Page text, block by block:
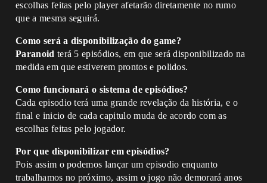
escolhas feitas pelo player afetarão diretamente no rumo
que a mesma seguirá.
Como será a disponibilização do game?
Paranoid terá 5 episódios, em que será disponibilizado na
medida em que estiverem prontos e polidos.
Como funcionará o sistema de episódios?
Cada episodio terá uma grande revelação da história, e o
final e inicio de cada capitulo muda de acordo com as
escolhas feitas pelo jogador.
Por que disponibilizar em episódios?
Pois assim o podemos lançar um episodio enquanto
trabalhamos no próximo, assim o jogo não demorará anos